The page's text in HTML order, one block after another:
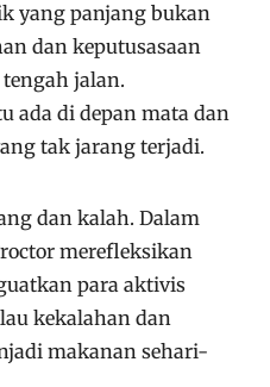
yang panjang bukan
dan keputusasaan
jalan.
ada di depan mata dan
tak jarang terjadi.
dan kalah. Dalam
merefleksikan
para aktivis
kekalahan dan
makanan sehari-